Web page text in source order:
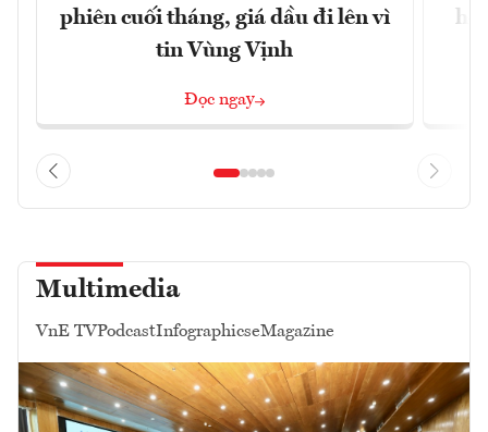
phiên cuối tháng, giá dầu đi lên vì
tin Vùng Vịnh
Đọc ngay
Multimedia
VnE TVPodcastInfographicseMagazine